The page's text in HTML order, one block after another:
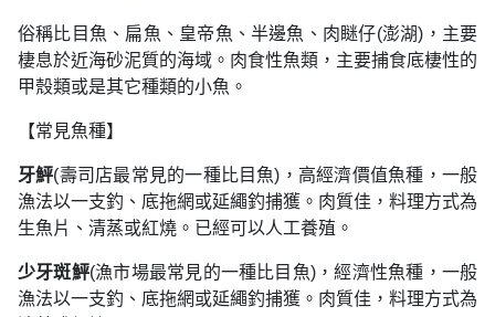
俗稱比目魚、扁魚、皇帝魚、半邊魚、肉瞇仔(澎湖)，主要
棲息於近海砂泥質的海域。肉食性魚類，主要捕食底棲性的
甲殼類或是其它種類的小魚。
【常見魚種】
牙鮃(壽司店最常見的一種比目魚)，高經濟價值魚種，一般
漁法以一支釣、底拖網或延繩釣捕獲。肉質佳，料理方式為
生魚片、清蒸或紅燒。已經可以人工養殖。
少牙斑鮃(漁市場最常見的一種比目魚)，經濟性魚種，一般
漁法以一支釣、底拖網或延繩釣捕獲。肉質佳，料理方式為